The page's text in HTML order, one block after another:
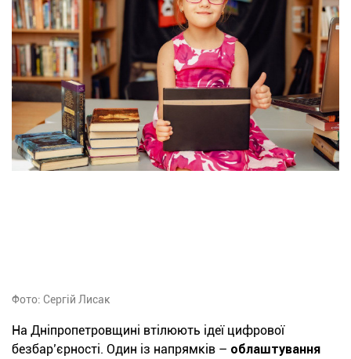
Фото: Сергій Лисак
На Дніпропетровщині втілюють ідеї цифрової
безбар’єрності. Один із напрямків – облаштування